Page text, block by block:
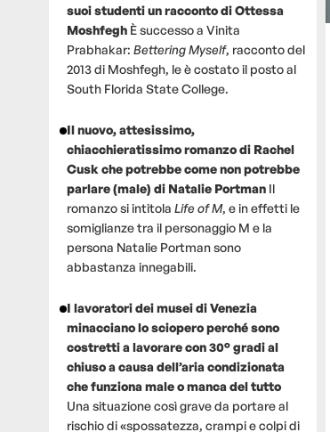
suoi studenti un racconto di Ottessa
Moshfegh È successo a Vinita
Prabhakar: Bettering Myself, racconto del
2013 di Moshfegh, le è costato il posto al
South Florida State College.
Il nuovo, attesissimo,
chiacchieratissimo romanzo di Rachel
Cusk che potrebbe come non potrebbe
parlare (male) di Natalie Portman Il
romanzo si intitola Life of M, e in effetti le
somiglianze tra il personaggio M e la
persona Natalie Portman sono
abbastanza innegabili.
I lavoratori dei musei di Venezia
minacciano lo sciopero perché sono
costretti a lavorare con 30° gradi al
chiuso a causa dell’aria condizionata
che funziona male o manca del tutto
Una situazione così grave da portare al
rischio di «spossatezza, crampi e colpi di